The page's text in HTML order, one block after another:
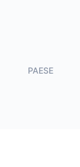
PAESE